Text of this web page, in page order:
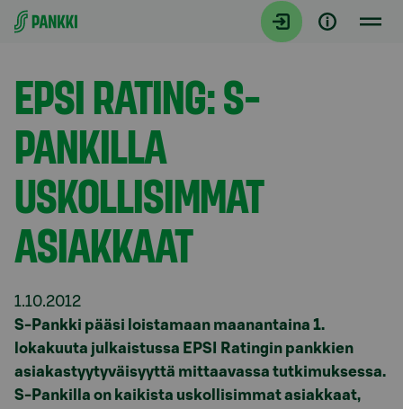
Siirry suoraan sisältöön
Tiedotteet
EPSI RATING: S-
PANKILLA
USKOLLISIMMAT
ASIAKKAAT
1.10.2012
S-Pankki pääsi loistamaan maanantaina 1.
lokakuuta julkaistussa EPSI Ratingin pankkien
asiakastyytyväisyyttä mittaavassa tutkimuksessa.
S-Pankilla on kaikista uskollisimmat asiakkaat,